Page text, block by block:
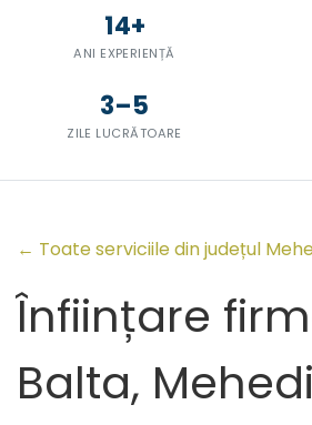
14+
ANI EXPERIENȚĂ
3–5
ZILE LUCRĂTOARE
← Toate serviciile din județul
Înființare
Balta,